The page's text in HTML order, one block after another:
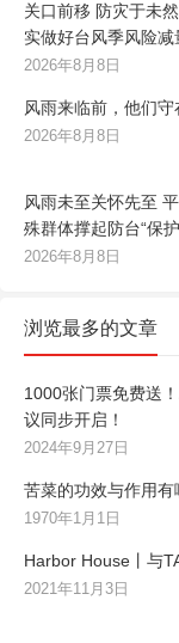
关口前移 防灾于未
实做好台风季风险减
2026年8月8日
风雨来临前，他们
2026年8月8日
风雨未至关怀先至
殊群体撑起防台“保
2026年8月8日
浏览最多的文章
1000张门票免费送
议同步开启！
2024年9月27日
苦菜的功效与作用有
1970年1月1日
Harbor House丨与
2021年11月3日